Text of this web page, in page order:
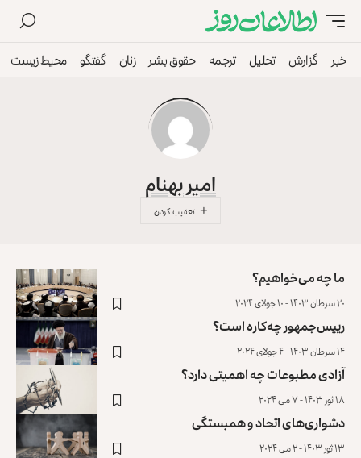
خبر گزارش تحلیل ترجمه حقوق بشر زنان گفتگو محیط زیست
امیر بهنام
ما چه می‌خواهیم؟
۲۰ سرطان ۱۴۰۳ - ۱۰ جولای ۲۰۲۴
رییس‌جمهور چه‌کاره است؟
۱۴ سرطان ۱۴۰۳ - ۴ جولای ۲۰۲۴
آزادی مطبوعات چه اهمیتی دارد؟
۱۸ ثور ۱۴۰۳ - ۷ می ۲۰۲۴
دشواری‌های اتحاد و همبستگی
۱۳ ثور ۱۴۰۳ - ۲ می ۲۰۲۴